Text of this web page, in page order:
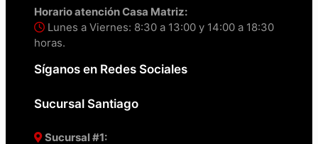
Horario atención Casa Matriz:
Lunes a Viernes: 8:30 a 13:00 y 14:00 a 18:30
horas.
Síganos en Redes Sociales
Sucursal Santiago
Sucursal #1: